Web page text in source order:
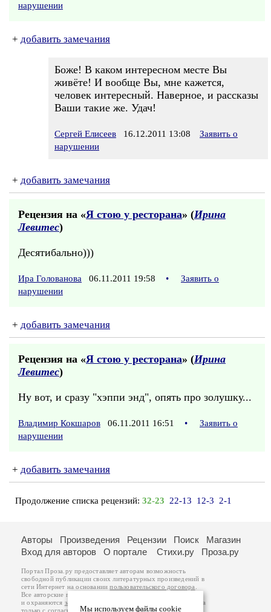
нарушении
+ добавить замечания
Боже! В каком интересном месте Вы
живёте! И вообще Вы, мне кажется,
человек интересный. Наверное, и рассказы
Ваши такие же. Удач!
Сергей Елисеев 16.12.2011 13:08
Заявить о
нарушении
+ добавить замечания
Рецензия на «Я стою у ресторана» (Ирина
Левитес)
Десятибально)))
Ира Голованова 06.11.2011 19:58 •
Заявить о
нарушении
+ добавить замечания
Рецензия на «Я стою у ресторана» (Ирина
Левитес)
Ну вот, и сразу "хэппи энд", опять про золушку...
Владимир Кокшаров 06.11.2011 16:51 •
Заявить о
нарушении
+ добавить замечания
Продолжение списка рецензий: 32-23 22-13 12-3 2-1
Мы используем файлы cookie
Авторы Произведения Рецензии Поиск
Магазин
Вход для авторов
О портале Стихи.ру Проза.ру
Портал Проза.ру предоставляет авторам возможность
свободной публикации своих литературных произведений в
сети Интернет на основаниипользовательского договора
Все авторские права на произведения принадлежат авторам
и охраняются законом
. Перепечатка произведений возможна
только с согласия его автора, к которому вы можете